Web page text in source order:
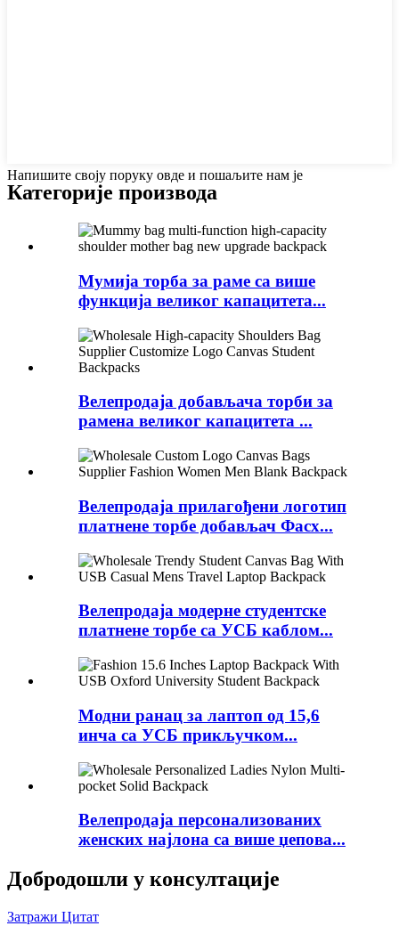
Напишите своју поруку овде и пошаљите нам је
Категорије производа
Мумија торба за раме са више
функција великог капацитета...
Велепродаја добављача торби за
рамена великог капацитета ...
Велепродаја прилагођени логотип
платнене торбе добављач Фасх...
Велепродаја модерне студентске
платнене торбе са УСБ каблом...
Модни ранац за лаптоп од 15,6
инча са УСБ прикључком...
Велепродаја персонализованих
женских најлона са више џепова...
Добродошли у консултације
Затражи Цитат